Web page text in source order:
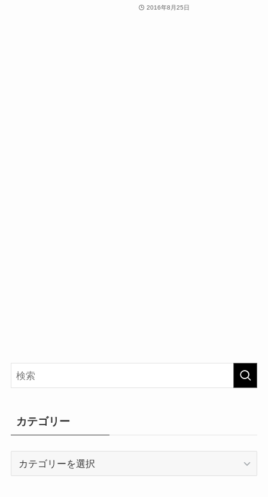
2016年8月25日
カテゴリー